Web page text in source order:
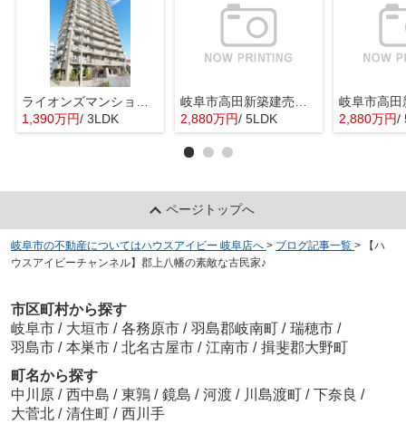
1,390万円/ 3LDK
2,880万円/ 5LDK 2,880万円/
ページトップへ
岐阜市の不動産についてはハウスアイビー 岐阜店へ > ブログ記事一覧 >
【ハ
ウスアイビーチャンネル】郡上八幡の素敵な古民家♪
市区町村から探す
岐阜市 / 大垣市 / 各務原市 / 羽島郡岐南町 / 瑞穂市 /
羽島市 / 本巣市 / 北名古屋市 / 江南市 / 揖斐郡大野町
町名から探す
中川原 / 西中島 / 東鶉 / 鏡島 / 河渡 / 川島渡町 / 下奈良 /
大菅北 / 清住町 / 西川手